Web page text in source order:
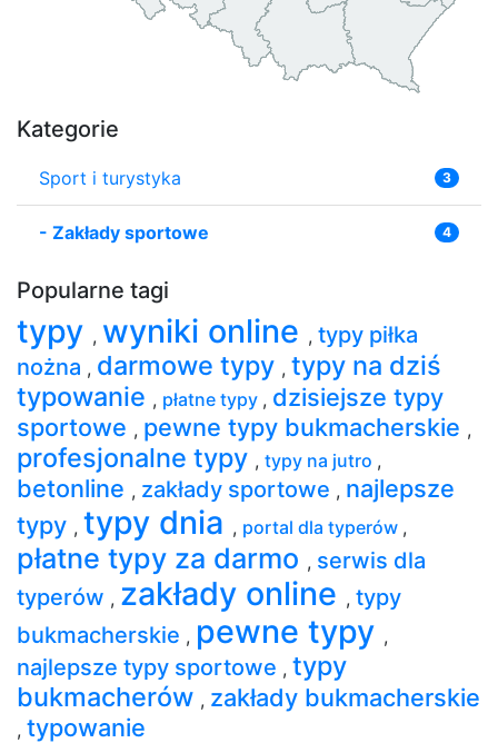
Kategorie
Sport i turystyka 3
- Zakłady sportowe 4
Popularne tagi
typy , wyniki online , typy piłka
nożna , darmowe typy , typy na dziś
typowanie , płatne typy , dzisiejsze typy
sportowe , pewne typy bukmacherskie ,
profesjonalne typy , typy na jutro ,
betonline , zakłady sportowe , najlepsze
typy , typy dnia , portal dla typerów ,
płatne typy za darmo , serwis dla
typerów , zakłady online , typy
bukmacherskie , pewne typy ,
najlepsze typy sportowe , typy
bukmacherów , zakłady bukmacherskie
, typowanie